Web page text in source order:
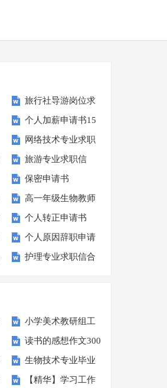
旅行社导游岗位求
职信
个人加薪申请书15
篇
网络技术专业求职
信
旅游专业求职信
保密申请书
高一年级生物教师
教学计划
个人转正申请书
【热】
个人原因辞职申请
书(15篇)
护理专业求职信合
小学美术教研组工
作计划15篇
读书的感想作文300
字汇编7篇
生物技术专业毕业
生的求职信
【精华】学习工作